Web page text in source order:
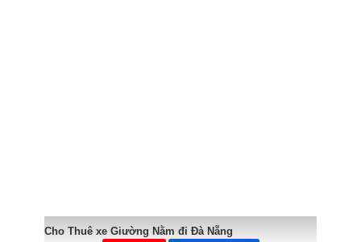
Cho Thuê xe Giường Nằm đi Đà Nẵng